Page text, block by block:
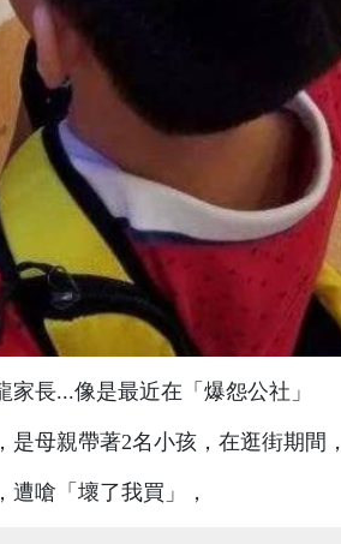
長...像是最近在「爆怨公社」
母親帶著2名小孩，在逛街期間，
嗆「壞了我買」，